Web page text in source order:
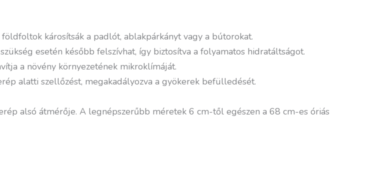
károsítsák a padlót, ablakpárkányt vagy a bútorokat.
esetén később felszívhat, így biztosítva a folyamatos hidratáltságot.
a növény környezetének mikroklímáját.
alatti szellőzést, megakadályozva a gyökerek befülledését.
alsó átmérője. A legnépszerűbb méretek 6 cm-től egészen a 68 cm-es óriás